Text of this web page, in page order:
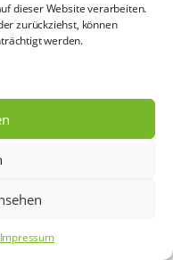
dieser Website verarbeiten.
zurückziehst, können
werden.
Impressum